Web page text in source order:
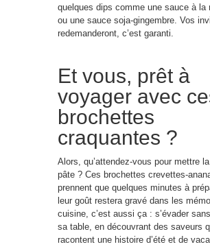
quelques dips comme une sauce à la
ou une sauce soja-gingembre. Vos
redemanderont, c’est garanti.
Et vous, prêt à
voyager avec
brochettes
craquantes ?
Alors, qu’attendez-vous pour mettre
pâte ? Ces brochettes crevettes-
prennent que quelques minutes à
leur goût restera gravé dans les
cuisine, c’est aussi ça : s’évader
sa table, en découvrant des saveurs
racontent une histoire d’été et de